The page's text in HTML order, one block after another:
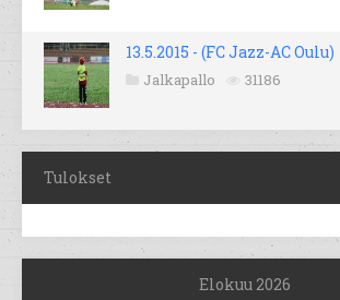
13.5.2015 - (FC Jazz-AC Oulu)
Jalkapallo 31186
Tulokset
Elokuu 2026